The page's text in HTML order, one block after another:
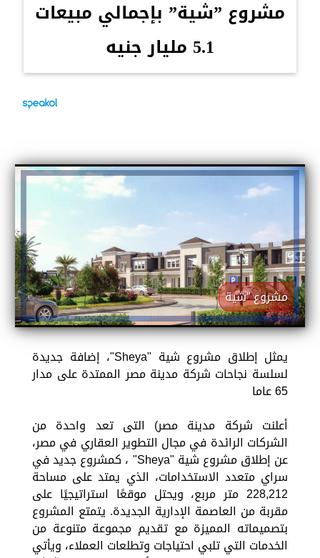
مشروع ”شية” بإجمالي مبيعات
5.1 مليار جنيه
مشروع ”شية
يمثل إطلاق مشروع شية "Sheya"، إضافة جديدة
لسلسة نجاحات شركة مدينة مصر الممتدة على مدار
65 عاما
أعلنت شركة مدينة مصر) التى تعد واحدة من
الشركات الرائدة في مجال التطوير العقاري في مصر،
عن إطلاق مشروع شية "Sheya" ، كمشروع جديد في
سراي متعدد الاستخدامات، الذي يمتد على مساحة
228,212 متر مربع، ويحتل موقعًا استراتيجيًا على
مقربة من العاصمة الإدارية الجديدة. يتمتع المشروع
بتصميماته المميزة مع تقديم مجموعة متنوعة من
الخدمات التي تلبي احتياجات وتطلعات العملاء، ويأتي